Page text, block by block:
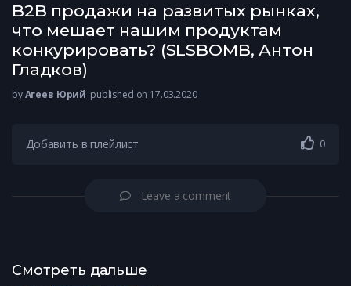
B2B продажи на развитых рынках,
что мешает нашим продуктам
конкурировать? (SLSBOMB, Антон
Гладков)
byАгеев Юрий published on 17.03.2020
Добавить в плейлист 0
Leave a comment
Смотреть дальше